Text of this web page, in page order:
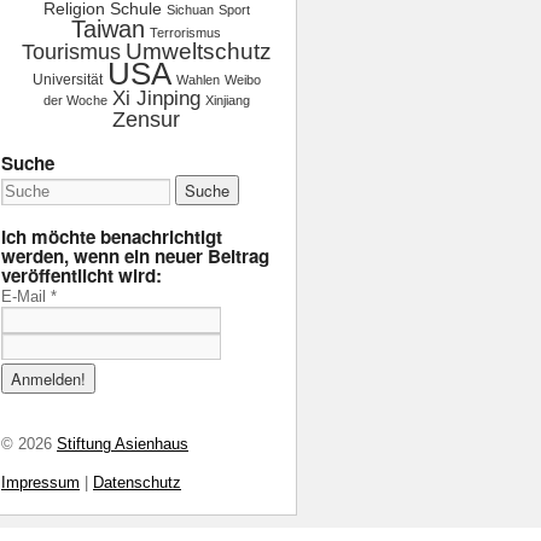
Religion Schule Sichuan Sport
Taiwan Terrorismus
Tourismus Umweltschutz
Universität USA Wahlen Weibo
der Woche Xi Jinping Xinjiang
Zensur
Suche
Ich möchte benachrichtigt
werden, wenn ein neuer Beitrag
veröffentlicht wird:
E-Mail *
© 2026 Stiftung Asienhaus
Impressum Datenschutz